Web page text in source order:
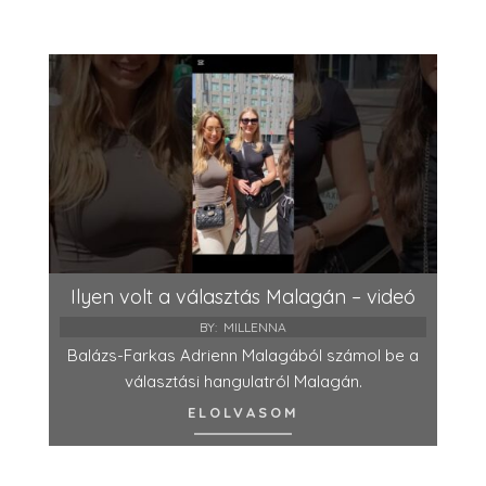
Ilyen volt a választás Malagán – videó
BY: MILLENNA
Balázs-Farkas Adrienn Malagából számol be a
választási hangulatról Malagán.
ELOLVASOM